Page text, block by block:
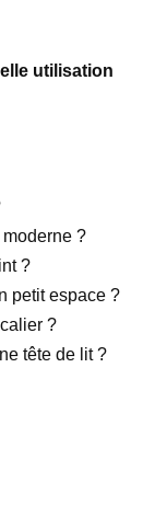
utilisation
?
?
petit espace ?
?
tête de lit ?